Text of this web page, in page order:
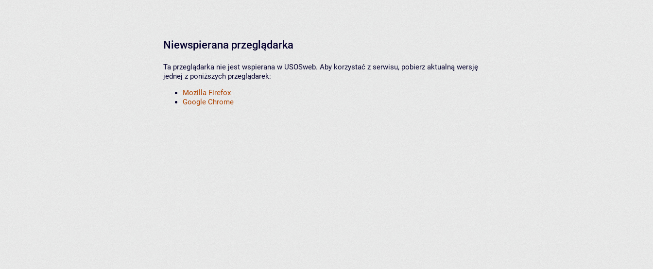
Niewspierana przeglądarka
Ta przeglądarka nie jest wspierana w USOSweb. Aby korzystać z serwisu, pobierz aktualną wersję
jednej z poniższych przeglądarek:
Mozilla Firefox
Google Chrome